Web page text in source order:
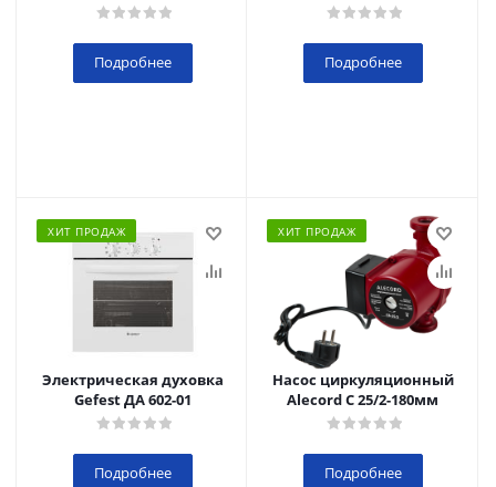
Подробнее Подробнее
ХИТ ПРОДАЖ
Электрическая духовка
Gefest ДА 602-01
Подробнее
ХИТ ПРОДАЖ
Насос циркуляционный
Alecord C 25/2-180мм
Подробнее